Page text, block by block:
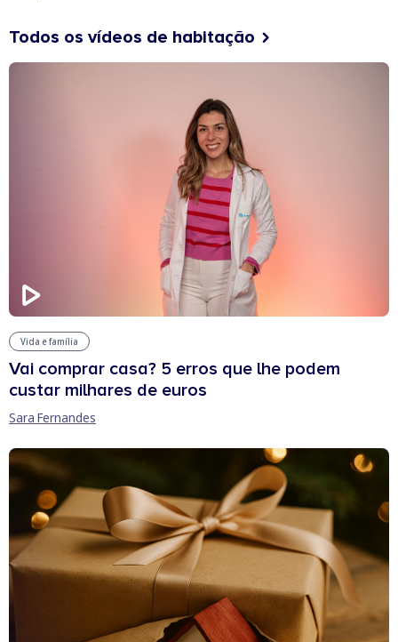
Todos os vídeos de habitação
Vida e família
Vai comprar casa? 5 erros que lhe podem
custar milhares de euros
Sara Fernandes